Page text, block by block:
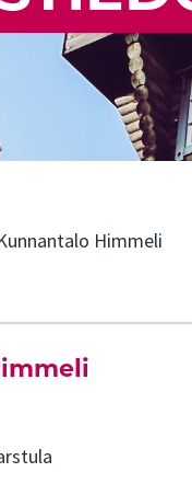
Himmeli